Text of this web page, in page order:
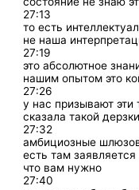
27:13
то есть
не наша
27:19
это абсолютное
нашим опытом это
27:26
у нас призывают
сказала такой
27:32
амбициозные
есть там
что вам нужно
27:40